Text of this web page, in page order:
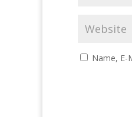
Name, E-